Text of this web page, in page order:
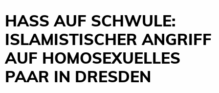
HASS AUF SCHWULE:
ISLAMISTISCHER ANGRIFF
AUF HOMOSEXUELLES
PAAR IN DRESDEN